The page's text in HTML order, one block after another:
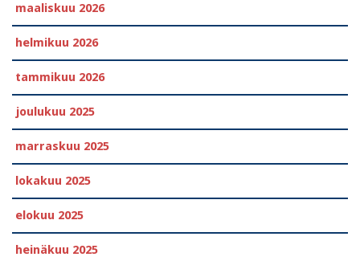
maaliskuu 2026
helmikuu 2026
tammikuu 2026
joulukuu 2025
marraskuu 2025
lokakuu 2025
elokuu 2025
heinäkuu 2025